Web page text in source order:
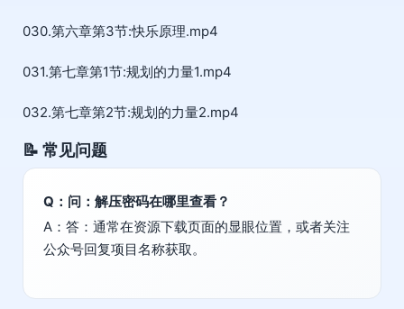
030.第六章第3节:快乐原理.mp4
031.第七章第1节:规划的力量1.mp4
032.第七章第2节:规划的力量2.mp4
📝 常见问题
Q：问：解压密码在哪里查看？
A：答：通常在资源下载页面的显眼位置，或者关注
公众号回复项目名称获取。